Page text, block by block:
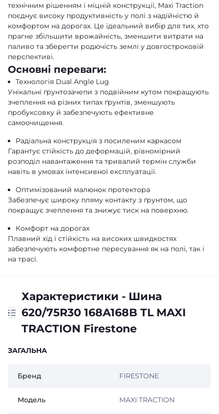
технічним рішенням і міцній конструкції, Maxi Traction
поєднує високу продуктивність у полі з надійністю й
комфортом на дорогах. Це ідеальний вибір для тих, хто
прагне збільшити врожайність, зменшити витрати на
паливо та зберегти родючість землі у довгостроковій
перспективі.
Основні переваги:
Технологія Dual Angle Lug
Унікальні ґрунтозачепи з подвійним кутом покращують
зчеплення на різних типах ґрунтів, зменшують
пробуксовку й забезпечують ефективне
самоочищення.
Радіальна конструкція з посиленим каркасом
Гарантує стійкість до деформацій, рівномірний
розподіл навантаження та тривалий термін служби
навіть в умовах інтенсивної експлуатації.
Оптимізований малюнок протектора
Забезпечує широку пляму контакту з ґрунтом, що
покращує зчеплення та знижує тиск на поверхню.
Комфорт на дорогах
Плавний хід і стійкість на високих швидкостях
забезпечують комфортне пересування як на полі, так і
на трасі.
Характеристики - Шина
620/75R30 168A168B TL MAXI
TRACTION Firestone
ЗАГАЛЬНА
Бренд FIRESTONE
Модель MAXI TRACTION